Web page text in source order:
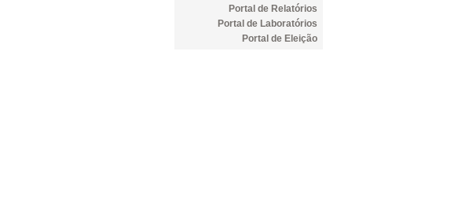
Portal de Relatórios
Portal de Laboratórios
Portal de Eleição